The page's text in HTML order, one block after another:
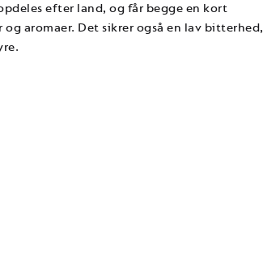
efter land, og får begge en kort
aromaer. Det sikrer også en lav bitterhed,